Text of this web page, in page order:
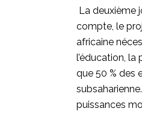
La deuxième
compte, le
africaine
l’éducation,
que 50 % des
puissances